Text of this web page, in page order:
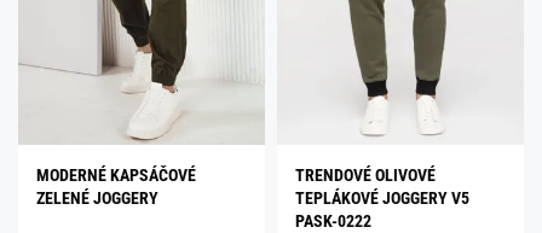
MODERNÉ KAPSÁČOVÉ
ZELENÉ JOGGERY
TRENDOVÉ OLIVOVÉ
TEPLÁKOVÉ JOGGERY V5
PASK-0222